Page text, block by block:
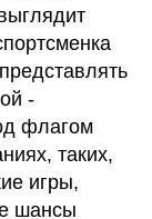
-
флагом
таких,
игры,
шансы